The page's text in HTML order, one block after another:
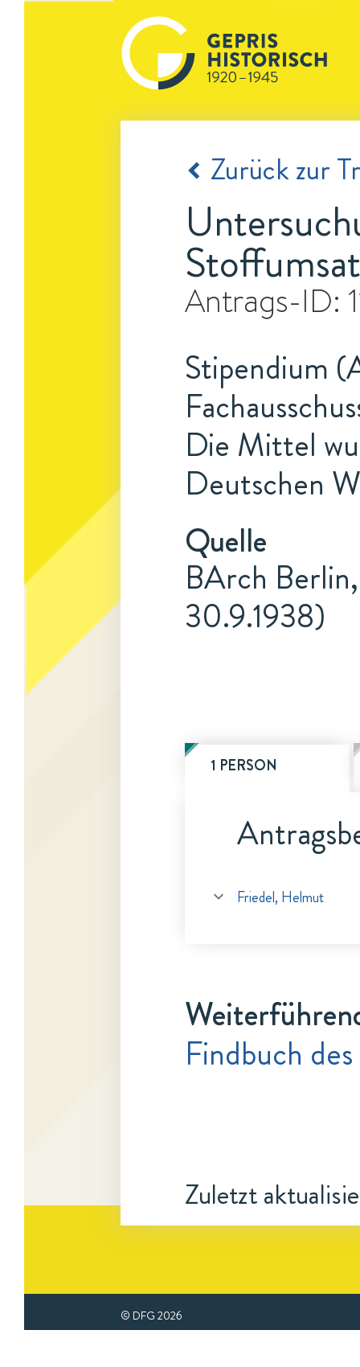
Zurück zur
Antrags-ID:
Stipendium
Die Mittel
Deutschen
Quelle
BArch
30.9.1938)
1 PERSON
Friedel, Helmut
Findbuch
Zuletzt
© DFG 2026